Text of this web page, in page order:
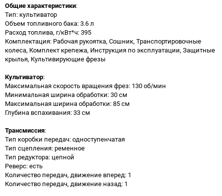
Общие характеристики:
Тип: культиватор
Объем топливного бака: 3.6 л
Расход топлива, г/кВт*ч: 395
Комплектация: Рабочая рукоятка, Сошник, Транспортировочные
колеса, Комплект крепежа, Инструкция по эксплуатации, Защитные
крылья, Культивирующие фрезы
Культиватор:
Максимальная скорость вращения фрез: 130 об/мин
Минимальная ширина обработки: 30 см
Максимальная ширина обработки: 85 см
Глубина вспахивания: 33 см
Трансмиссия:
Тип коробки передач: одноступенчатая
Тип сцепления: ременное
Тип редуктора: цепной
Реверс: есть
Количество передач, движение вперед: 1
Количество передач, движение назад: 1